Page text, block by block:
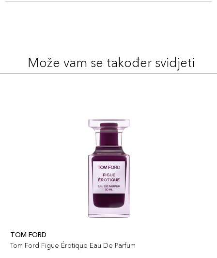
Može vam se također svidjeti
TOM FORD
Tom Ford Figue Érotique Eau De Parfum